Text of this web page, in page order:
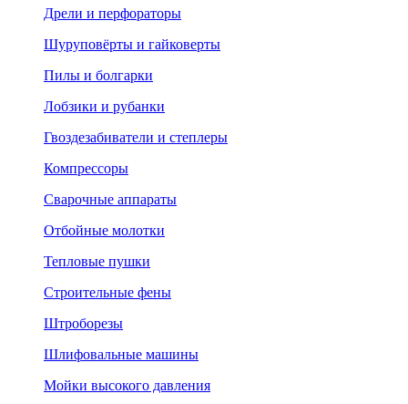
Дрели и перфораторы
Шуруповёрты и гайковерты
Пилы и болгарки
Лобзики и рубанки
Гвоздезабиватели и степлеры
Компрессоры
Сварочные аппараты
Отбойные молотки
Тепловые пушки
Строительные фены
Штроборезы
Шлифовальные машины
Мойки высокого давления